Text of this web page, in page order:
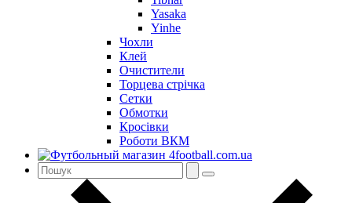
Yasaka
Yinhe
Чохли
Клей
Очистители
Торцева стрічка
Сетки
Обмотки
Кросівки
Роботи ВКМ